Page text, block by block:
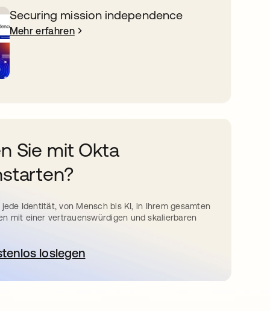
Securing mission independence
Mehr erfahren
Sie mit Okta
Identität, von Mensch bis KI, in Ihrem gesamten
mit einer vertrauenswürdigen und skalierbaren
loslegen
wird in einer neuen Registerkarte geöffnet